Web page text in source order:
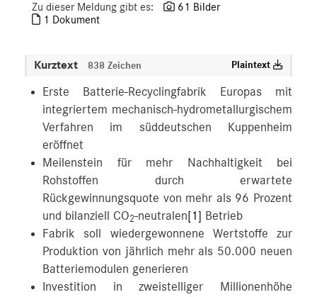
Zu dieser Meldung gibt es:
61 Bilder
1 Dokument
Kurztext 838 Zeichen Plaintext
Erste Batterie-Recyclingfabrik Europas mit
integriertem mechanisch-hydrometallurgischem
Verfahren im süddeutschen Kuppenheim
eröffnet
Meilenstein für mehr Nachhaltigkeit bei
Rohstoffen durch erwartete
Rückgewinnungsquote von mehr als 96 Prozent
und bilanziell CO2-neutralen[1] Betrieb
Fabrik soll wiedergewonnene Wertstoffe zur
Produktion von jährlich mehr als 50.000 neuen
Batteriemodulen generieren
Investition in zweistelliger Millionenhöhe